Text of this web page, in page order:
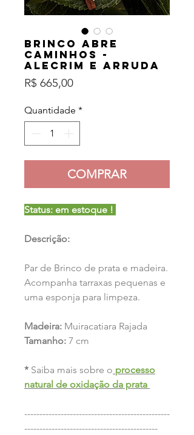
Brinco Abre
Caminhos -
Alecrim e Arruda
R$ 665,00Preço
Quantidade *
COMPRAR
Status: em estoque !
Descrição:
Par de Brinco de prata e madeira.
Acompanha tarraxas pequenas e
uma esponja para limpeza.
Madeira: Muiracatiara Rajada
Tamanho: 7 cm
* Saiba mais sobre o processo
natural de oxidação da prata
------------------------------------------------
--------------------------------------------